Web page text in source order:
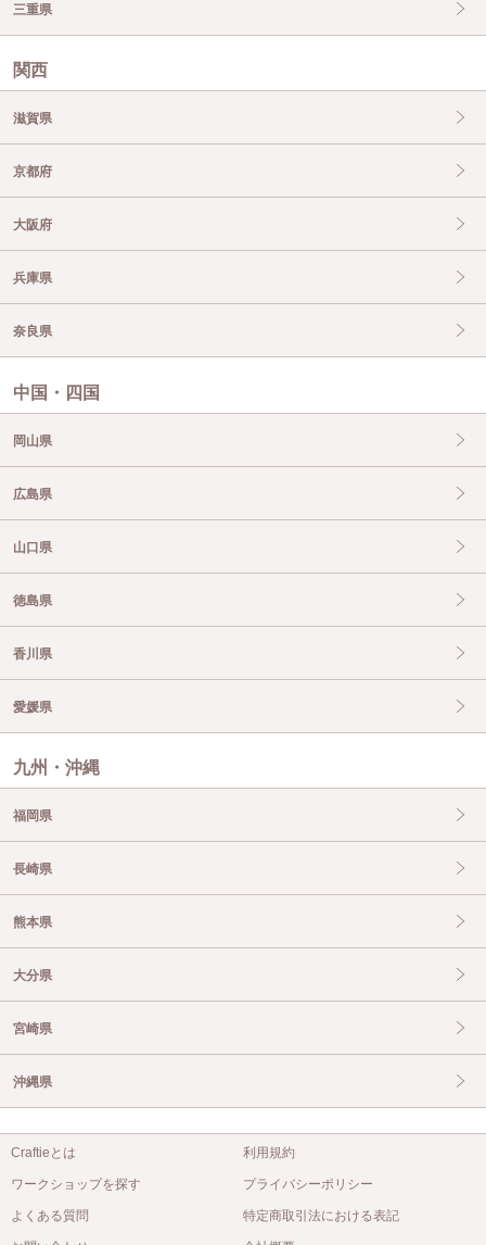
三重県
関西
滋賀県
京都府
大阪府
兵庫県
奈良県
中国・四国
岡山県
広島県
山口県
徳島県
香川県
愛媛県
九州・沖縄
福岡県
長崎県
熊本県
大分県
宮崎県
沖縄県
Craftieとは
ワークショップを探す
よくある質問
利用規約
プライバシーポリシー
特定商取引法における表記